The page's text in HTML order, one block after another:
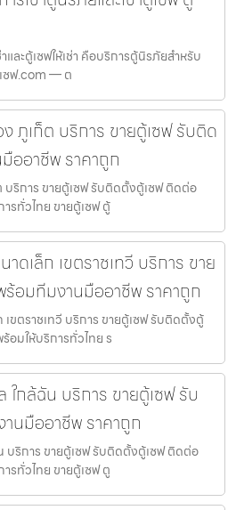
และตู้เซฟให้เช่า คือบริการตู้นิรภัยสำหรับ
เซฟ.com — ต
ภูเก็ต บริการ ขายตู้เซฟ รับติด
ออาชีพ ราคาถูก
บริการ ขายตู้เซฟ รับติดตั้งตู้เซฟ ติดต่อ
รทั่วไทย ขายตู้เซฟ ตู้
ดเล็ก เขตราชเทวี บริการ ขาย
อมทีมงานมืออาชีพ ราคาถูก
ขตราชเทวี บริการ ขายตู้เซฟ รับติดตั้งตู้
อมให้บริการทั่วไทย ร
ใกล้ฉัน บริการ ขายตู้เซฟ รับ
นมืออาชีพ ราคาถูก
บริการ ขายตู้เซฟ รับติดตั้งตู้เซฟ ติดต่อ
รทั่วไทย ขายตู้เซฟ ตู